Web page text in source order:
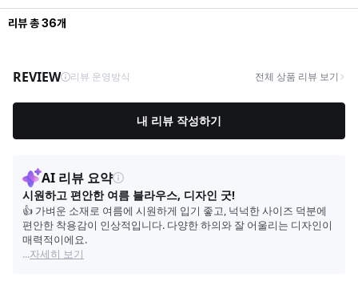
리뷰총36개